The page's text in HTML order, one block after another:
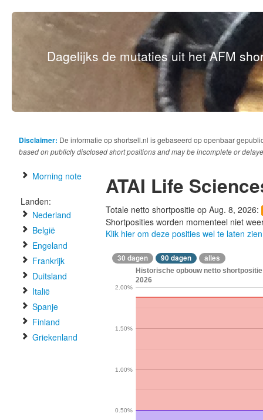
Dagelijks de mutaties uit het AFM
Disclaimer: De informatie op shortsell.nl is gebaseerd op openbaar
based on publicly disclosed short positions and may be incomplete or
Morning note
Landen:
Nederland
België
Engeland
Frankrijk
Duitsland
Italië
Spanje
Finland
Griekenland
ATAI Life
Totale netto shortpositie op Aug. 8, 2026:
Shortposities worden momenteel niet
Klik hier om deze posities wel te laten zien
30 dagen 90 dagen alles
Historische opbouw netto
2026
0.50%
1.00%
1.50%
2.00%